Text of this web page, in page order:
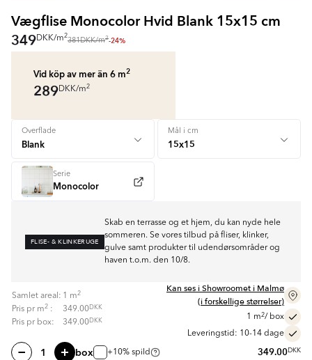
Vægflise Monocolor Hvid Blank 15x15 cm
349DKK/m2
381DKK/m2-24%
Vid köp av mer än 6 m2
289DKK/m2
Overflade Mål i cm
Serie
Monocolor
FLISE- & KLINKERUGE
Skab en terrasse og et hjem, du kan nyde hele
sommeren. Se vores tilbud på fliser, klinker,
gulve samt produkter til udendørsområder og
haven t.o.m. den 10/8.
Samlet areal: 1 m 2
Pris pr m 2 : 349.00DKK
Pris pr box: 349.00DKK
Kan ses i Showroomet i Malmø
(i forskellige størrelser)
1 m2/ box
Leveringstid: 10-14 dage
box +10% spild 349.00DKK